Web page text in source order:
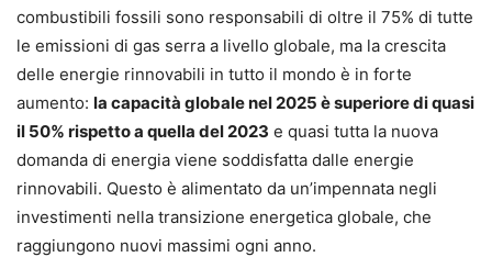
combustibili fossili sono responsabili di oltre il 75% di tutte
le emissioni di gas serra a livello globale, ma la crescita
delle energie rinnovabili in tutto il mondo è in forte
aumento: la capacità globale nel 2025 è superiore di quasi
il 50% rispetto a quella del 2023 e quasi tutta la nuova
domanda di energia viene soddisfatta dalle energie
rinnovabili. Questo è alimentato da un’impennata negli
investimenti nella transizione energetica globale, che
raggiungono nuovi massimi ogni anno.